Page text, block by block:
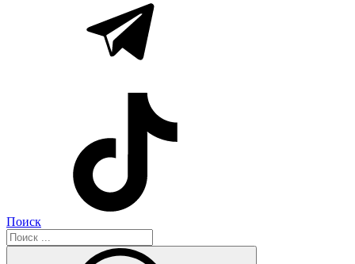
Поиск